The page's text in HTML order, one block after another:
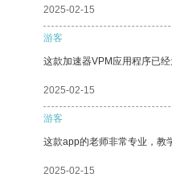
2025-02-15
游客
这款加速器VPM应用程序已
2025-02-15
游客
这款app的老师非常专业，教
2025-02-15